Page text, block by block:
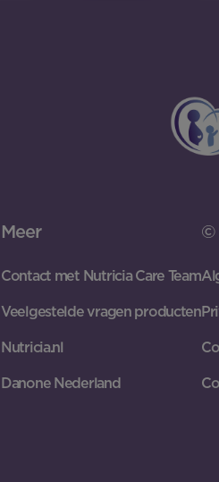
Meer
Contact met Nutricia Care Team
Veelgestelde vragen producten
Nutricia.nl
Danone Nederland
©